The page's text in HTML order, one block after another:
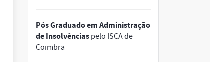
Pós Graduado em Administração
de Insolvênciaspelo ISCA de
Coimbra